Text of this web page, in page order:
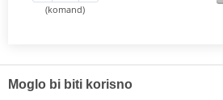
(komand)
Moglo bi biti korisno